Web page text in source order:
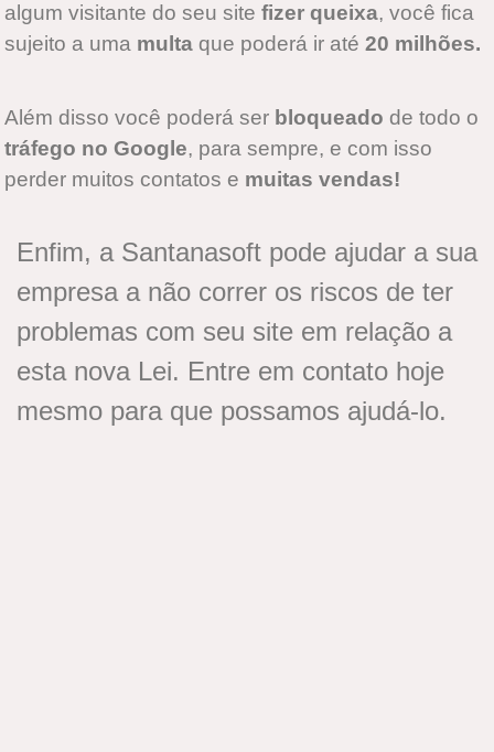
algum visitante do seu sitefizer queixa, você fica
sujeito a uma multa que poderá ir até20 milhões.
Além disso você poderá ser bloqueado de todo o
tráfego no Google, para sempre, e com isso
perder muitos contatos e muitas vendas!
Enfim, a Santanasoft pode ajudar a sua
empresa a não correr os riscos de ter
problemas com seu site em relação a
esta nova Lei. Entre em contato hoje
mesmo para que possamos ajudá-lo.